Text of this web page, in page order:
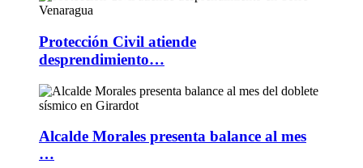
Protección Civil atiende
desprendimiento…
Alcalde Morales presenta balance al mes
…